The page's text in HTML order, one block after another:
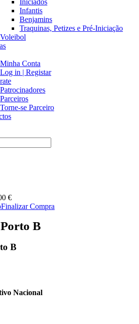
Iniciados
Infantis
Benjamins
Traquinas, Petizes e Pré-Iniciação
Voleibol
Minha Conta
Log in | Registar
Patrocinadores
Parceiros
Torne-se Parceiro
€
Finalizar Compra
B
B
Nacional